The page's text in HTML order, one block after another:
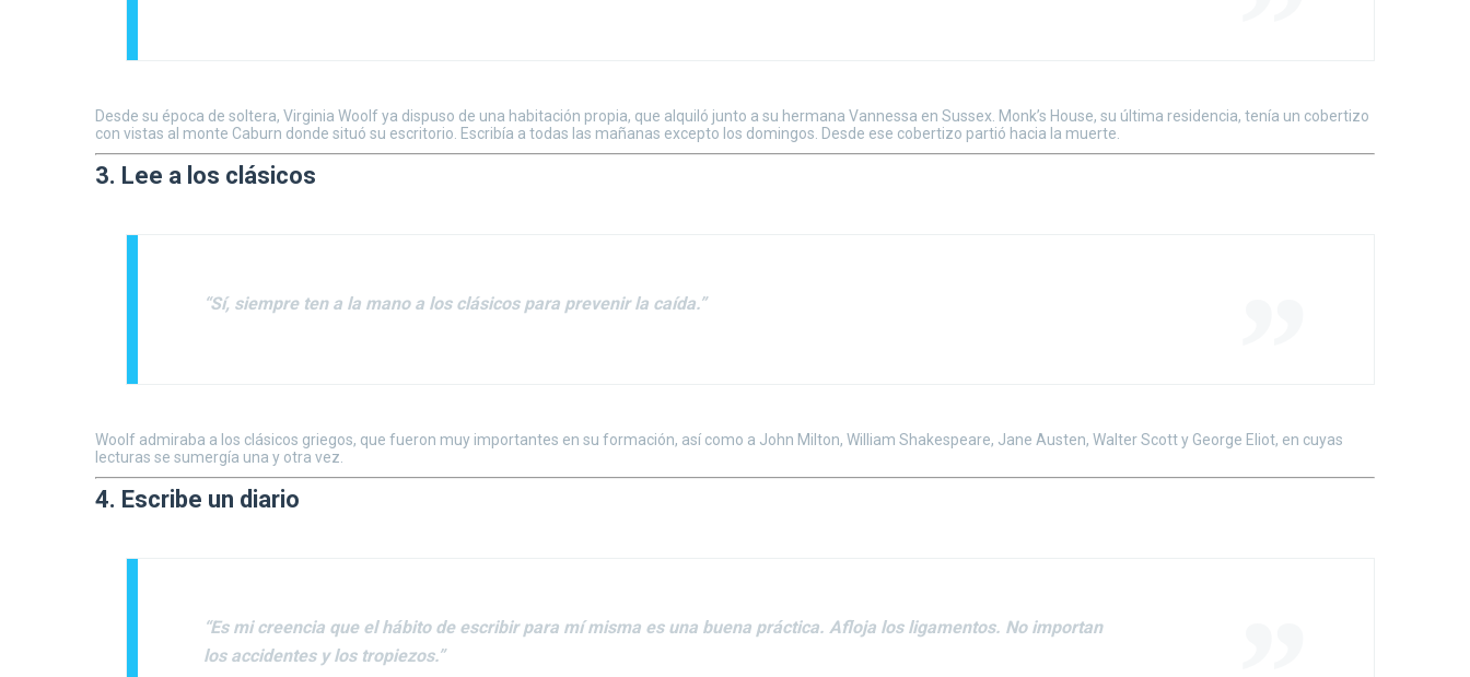
Desde su época de soltera, Virginia Woolf ya dispuso de una habitación propia, que alquiló junto a su hermana Vannessa en Sussex. Monk’s House, su última residencia, tenía un cobertizo
con vistas al monte Caburn donde situó su escritorio. Escribía a todas las mañanas excepto los domingos. Desde ese cobertizo partió hacia la muerte.
3. Lee a los clásicos
“Sí, siempre ten a la mano a los clásicos para prevenir la caída.”
Woolf admiraba a los clásicos griegos, que fueron muy importantes en su formación, así como a John Milton, William Shakespeare, Jane Austen, Walter Scott y George Eliot, en cuyas
lecturas se sumergía una y otra vez.
4. Escribe un diario
“Es mi creencia que el hábito de escribir para mí misma es una buena práctica. Afloja los ligamentos. No importan
los accidentes y los tropiezos.”